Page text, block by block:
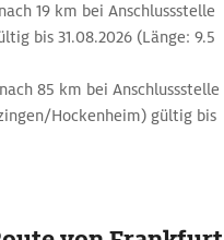
19 km bei Anschlussstelle
bis 31.08.2026 (Länge: 9.5
85 km bei Anschlussstelle
Hockenheim) gültig bis